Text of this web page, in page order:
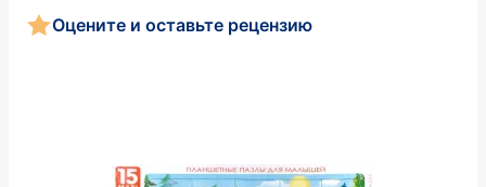
Оцените и оставьте рецензию